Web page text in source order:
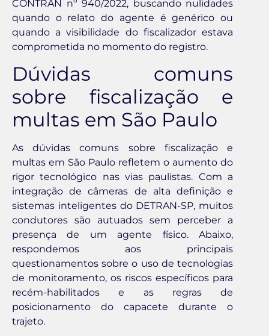
CONTRAN nº 940/2022, buscando nulidades
quando o relato do agente é genérico ou
quando a visibilidade do fiscalizador estava
comprometida no momento do registro.
Dúvidas comuns
sobre fiscalização e
multas em São Paulo
As dúvidas comuns sobre fiscalização e
multas em São Paulo refletem o aumento do
rigor tecnológico nas vias paulistas. Com a
integração de câmeras de alta definição e
sistemas inteligentes do DETRAN-SP, muitos
condutores são autuados sem perceber a
presença de um agente físico. Abaixo,
respondemos aos principais
questionamentos sobre o uso de tecnologias
de monitoramento, os riscos específicos para
recém-habilitados e as regras de
posicionamento do capacete durante o
trajeto.